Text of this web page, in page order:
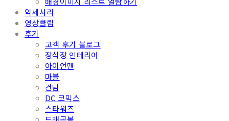
악세사리
영상클립
후기
고객 후기 블로그
장식장 인테리어
아이언맨
마블
건담
DC 코믹스
스타워즈